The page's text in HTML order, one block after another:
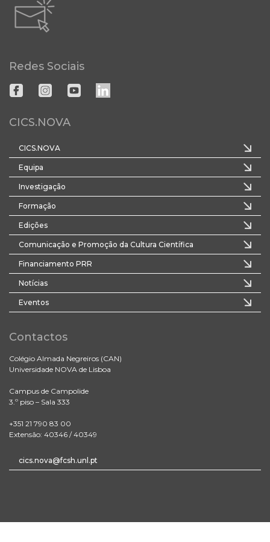
Redes Sociais
CICS.NOVA
CICS.NOVA
Equipa
Investigação
Formação
Edições
Comunicação e Promoção da Cultura Científica
Financiamento PRR
Notícias
Eventos
Contactos
Colégio Almada Negreiros (CAN)
Universidade NOVA de Lisboa
Campus de Campolide
3.º piso – Sala 333
+351 21 790 83 00
Extensão: 40346 / 40349
cics.nova@fcsh.unl.pt